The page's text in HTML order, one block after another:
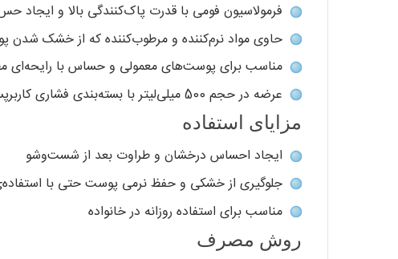
فرمولاسیون فومی با قدرت پاک‌کنندگی بالا و ایجاد
حاوی مواد نرم‌کننده و مرطوب‌کننده که از خشک شدن
مناسب برای پوست‌های معمولی و حساس با رایحه‌ای
عرضه در حجم 500 میلی‌لیتر با بسته‌بندی فشاری کاربرپسند
مزایای استفاده
ایجاد احساس درخشان و طراوت بعد از شست‌وشو
جلوگیری از خشکی و حفظ نرمی پوست حتی با
مناسب برای استفاده روزانه در خانواده
روش مصرف